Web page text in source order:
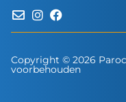
Copyright © 2026
voorbehouden